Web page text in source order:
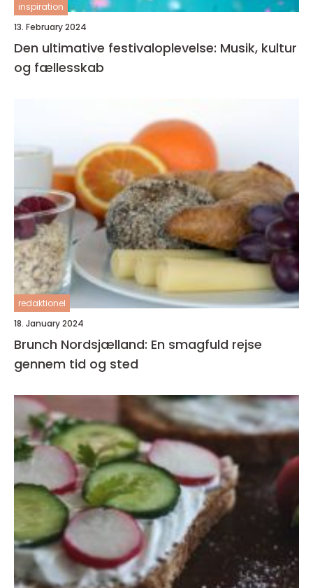
inspiration
13. February 2024
Den ultimative festivaloplevelse: Musik, kultur
og fællesskab
redaktionel
18. January 2024
Brunch Nordsjælland: En smagfuld rejse
gennem tid og sted